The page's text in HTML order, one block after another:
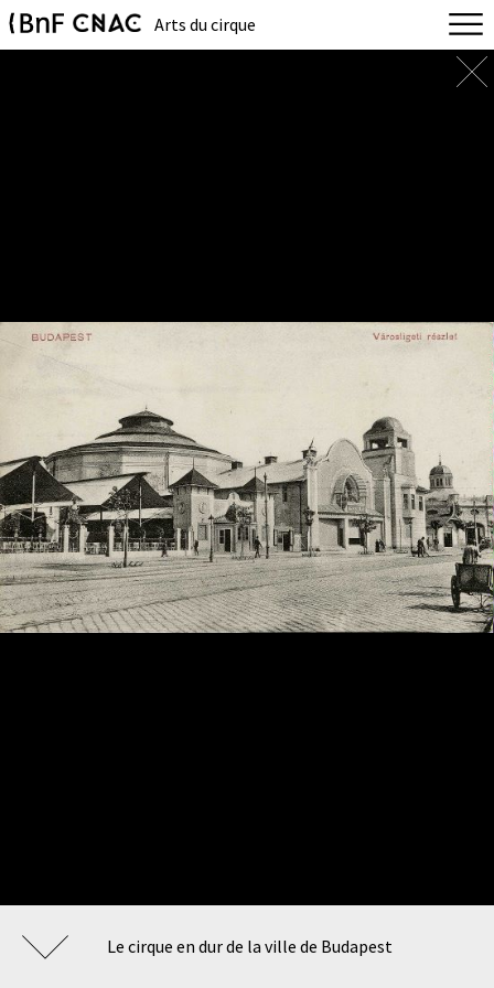
Arts du cirque
Le cirque en dur de la ville de Budapest